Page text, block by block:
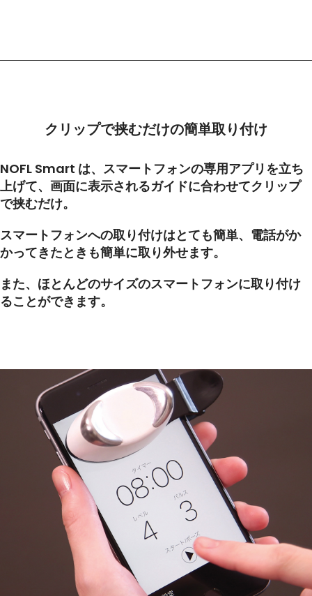
クリップで挟むだけの簡単取り付け
NOFL Smart は、スマートフォンの専用アプリを立ち
上げて、画面に表示されるガイドに合わせてクリップ
で挟むだけ。
スマートフォンへの取り付けはとても簡単、電話がか
かってきたときも簡単に取り外せます。
また、ほとんどのサイズのスマートフォンに取り付け
ることができます。